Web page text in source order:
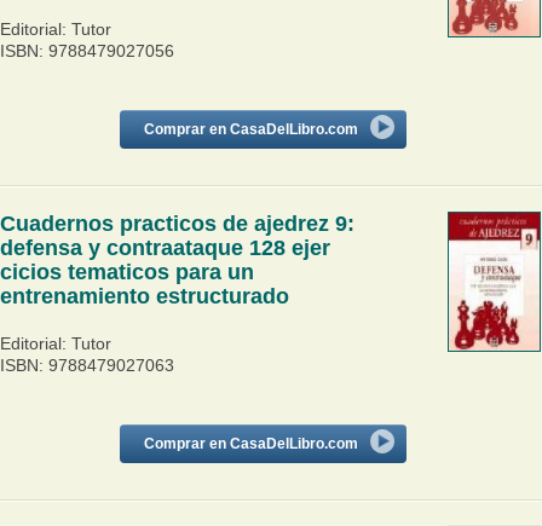
Editorial: Tutor
ISBN: 9788479027056
Comprar en CasaDelLibro.com
Cuadernos practicos de ajedrez 9:
defensa y contraataque 128 ejer
cicios tematicos para un
entrenamiento estructurado
Editorial: Tutor
ISBN: 9788479027063
Comprar en CasaDelLibro.com